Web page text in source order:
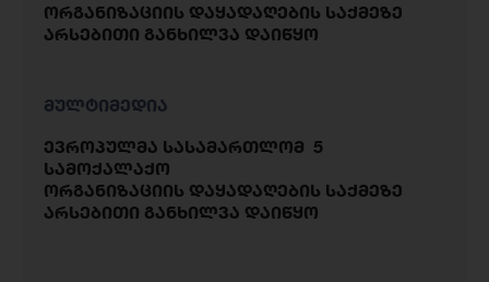
ორგანიზაციის დაყადაღების საქმეზე
არსებითი განხილვა დაიწყო
მულტიმედია
ევროპულმა სასამართლომ 5
სამოქალაქო
ორგანიზაციის დაყადაღების საქმეზე
არსებითი განხილვა დაიწყო